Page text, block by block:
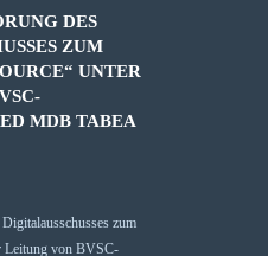
DES
ZUM
UNTER
MDB TABEA